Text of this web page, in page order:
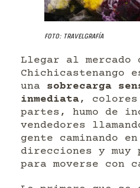
Foto: Travelgrafía
Llegar al mercado
Chichicastenango
una sobrecarga
inmediata, colores
partes, humo de
vendedores
gente caminando
direcciones y muy
para moverse con